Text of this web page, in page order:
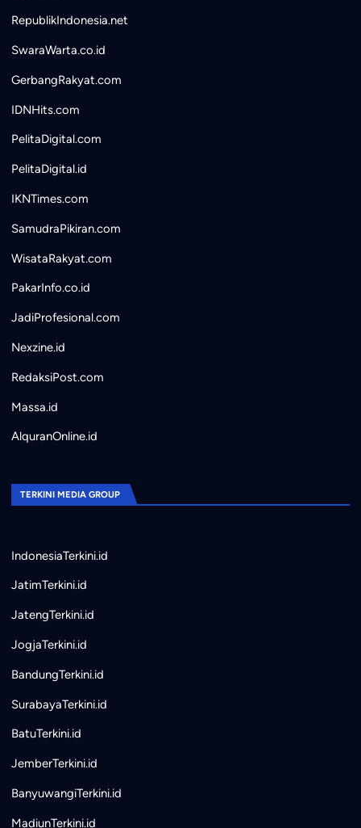
RepublikIndonesia.net
SwaraWarta.co.id
GerbangRakyat.com
IDNHits.com
PelitaDigital.com
PelitaDigital.id
IKNTimes.com
SamudraPikiran.com
WisataRakyat.com
PakarInfo.co.id
JadiProfesional.com
Nexzine.id
RedaksiPost.com
Massa.id
AlquranOnline.id
TERKINI MEDIA GROUP
IndonesiaTerkini.id
JatimTerkini.id
JatengTerkini.id
JogjaTerkini.id
BandungTerkini.id
SurabayaTerkini.id
BatuTerkini.id
JemberTerkini.id
BanyuwangiTerkini.id
MadiunTerkini.id